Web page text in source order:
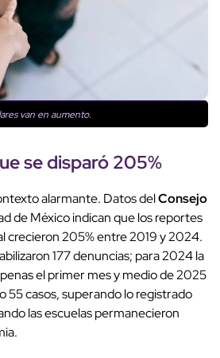
van en aumento.
se disparó 205%
alarmante. Datos delConsejo
de México indican que los reportes
crecieron 205% entre 2019 y 2024.
177 denuncias; para 2024 la
el primer mes y medio de 2025
55 casos, superando lo registrado
las escuelas permanecieron